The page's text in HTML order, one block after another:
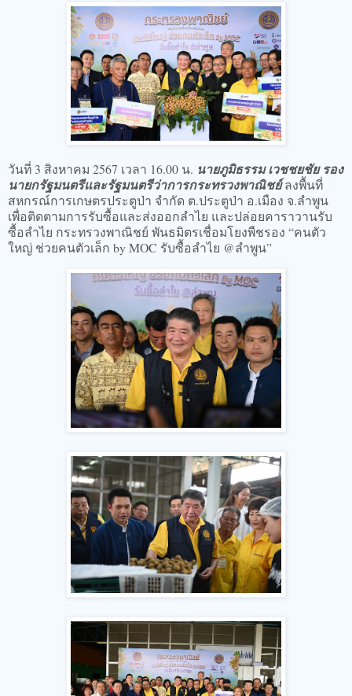
วันที่ 3 สิงหาคม 2567 เวลา 16.00 น. นายภูมิธรรม เวชชยชัย รอง
นายกรัฐมนตรีและรัฐมนตรีว่าการกระทรวงพาณิชย์ลงพื้นที่
สหกรณ์การเกษตรประตูป่า จำกัด ต.ประตูป่า อ.เมือง จ.ลำพูน
เพื่อติดตามการรับซื้อและส่งออกลำไย และปล่อยคาราวานรับ
ซื้อลำไย กระทรวงพาณิชย์ พันธมิตรเชื่อมโยงพืชรอง “คนตัว
ใหญ่ ช่วยคนตัวเล็ก by MOC รับซื้อลำไย @ลำพูน”